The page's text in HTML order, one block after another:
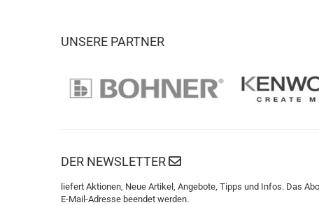
UNSERE PARTNER
DER NEWSLETTER
liefert Aktionen, Neue Artikel, Angebote, Tipps und Infos. Das
E-Mail-Adresse beendet werden.